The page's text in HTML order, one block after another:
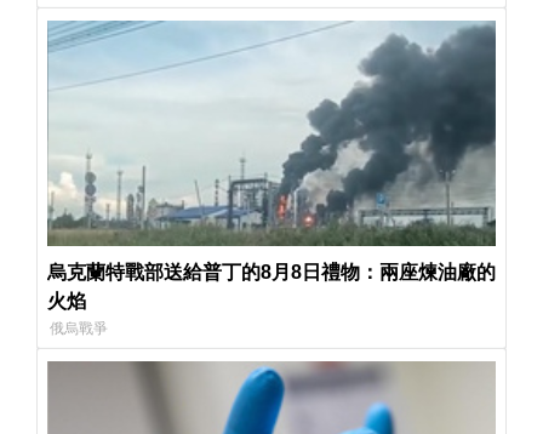
烏克蘭特戰部送給普丁的8月8日禮物：兩座煉油廠的
火焰
俄烏戰爭